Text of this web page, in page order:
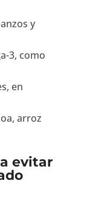
y
3, como
en
arroz
evitar